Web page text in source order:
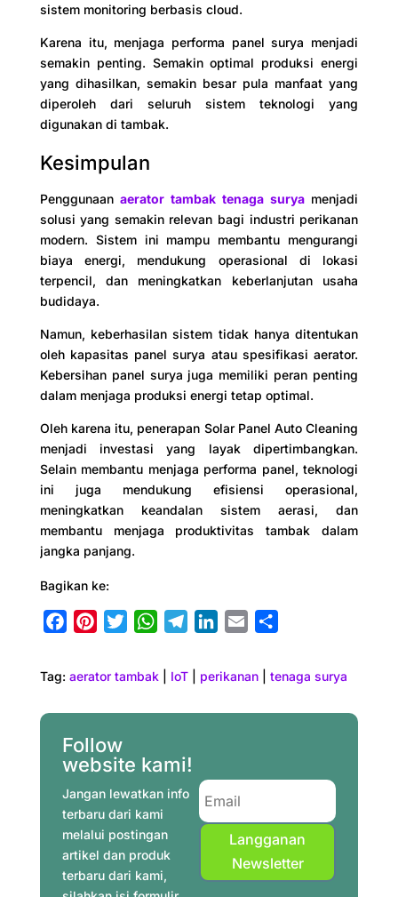
sistem monitoring berbasis cloud.
Karena itu, menjaga performa panel surya menjadi
semakin penting. Semakin optimal produksi energi
yang dihasilkan, semakin besar pula manfaat yang
diperoleh dari seluruh sistem teknologi yang
digunakan di tambak.
Kesimpulan
Penggunaanaerator tambak tenaga surya menjadi
solusi yang semakin relevan bagi industri perikanan
modern. Sistem ini mampu membantu mengurangi
biaya energi, mendukung operasional di lokasi
terpencil, dan meningkatkan keberlanjutan usaha
budidaya.
Namun, keberhasilan sistem tidak hanya ditentukan
oleh kapasitas panel surya atau spesifikasi aerator.
Kebersihan panel surya juga memiliki peran penting
dalam menjaga produksi energi tetap optimal.
Oleh karena itu, penerapan Solar Panel Auto Cleaning
menjadi investasi yang layak dipertimbangkan.
Selain membantu menjaga performa panel, teknologi
ini juga mendukung efisiensi operasional,
meningkatkan keandalan sistem aerasi, dan
membantu menjaga produktivitas tambak dalam
jangka panjang.
Bagikan ke:
b
o
o
e
e
t
r
W
a
s
p
l
e
g
a
m
n
e
n
l
e
Tag: aerator tambak| IoT| perikanan| tenaga surya
Follow
website kami!
Jangan lewatkan info
terbaru dari kami
melalui postingan
artikel dan produk
terbaru dari kami,
Langganan
Newsletter